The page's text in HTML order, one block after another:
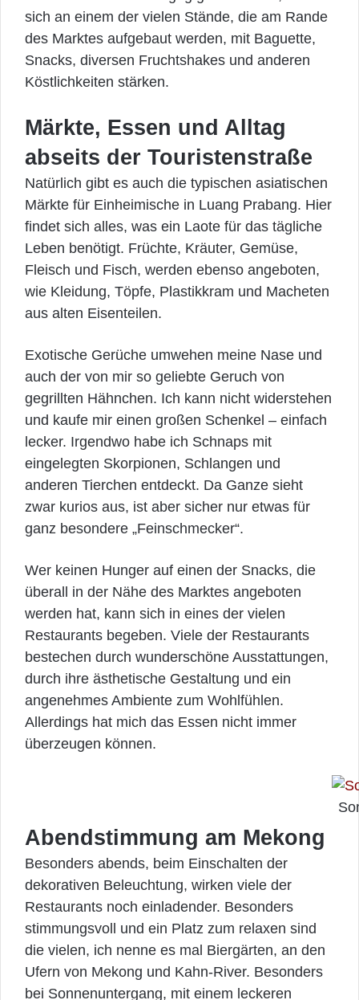
sich an einem der vielen Stände, die am Rande
des Marktes aufgebaut werden, mit Baguette,
Snacks, diversen Fruchtshakes und anderen
Köstlichkeiten stärken.
Märkte, Essen und Alltag
abseits der Touristenstraße
Natürlich gibt es auch die typischen asiatischen
Märkte für Einheimische in Luang Prabang. Hier
findet sich alles, was ein Laote für das tägliche
Leben benötigt. Früchte, Kräuter, Gemüse,
Fleisch und Fisch, werden ebenso angeboten,
wie Kleidung, Töpfe, Plastikkram und Macheten
aus alten Eisenteilen.
Exotische Gerüche umwehen meine Nase und
auch der von mir so geliebte Geruch von
gegrillten Hähnchen. Ich kann nicht widerstehen
und kaufe mir einen großen Schenkel – einfach
lecker. Irgendwo habe ich Schnaps mit
eingelegten Skorpionen, Schlangen und
anderen Tierchen entdeckt. Da Ganze sieht
zwar kurios aus, ist aber sicher nur etwas für
ganz besondere „Feinschmecker“.
Wer keinen Hunger auf einen der Snacks, die
überall in der Nähe des Marktes angeboten
werden hat, kann sich in eines der vielen
Restaurants begeben. Viele der Restaurants
bestechen durch wunderschöne Ausstattungen,
durch ihre ästhetische Gestaltung und ein
angenehmes Ambiente zum Wohlfühlen.
Allerdings hat mich das Essen nicht immer
überzeugen können.
Abendstimmung am Mekong
Besonders abends, beim Einschalten der
dekorativen Beleuchtung, wirken viele der
Restaurants noch einladender. Besonders
stimmungsvoll und ein Platz zum relaxen sind
die vielen, ich nenne es mal Biergärten, an den
Ufern von Mekong und Kahn-River. Besonders
bei Sonnenuntergang, mit einem leckeren